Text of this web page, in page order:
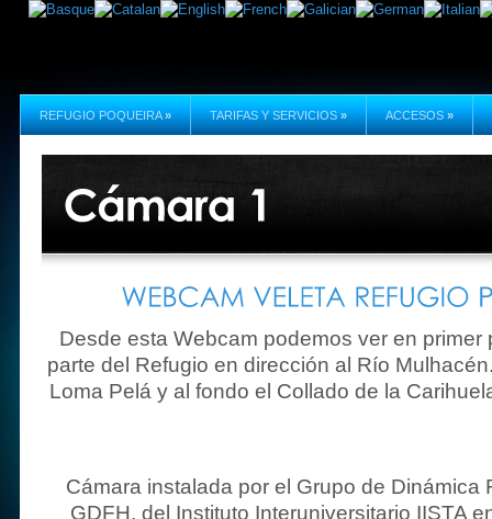
REFUGIO POQUEIRA » TARIFAS Y SERVICIOS » ACCESOS »
Desde esta Webcam podemos ver en primer
parte del Refugio en dirección al Río
Loma Pelá y al fondo el Collado de la
Cámara instalada por el Grupo de Dinámica
GDFH, del Instituto Interuniversitario IISTA